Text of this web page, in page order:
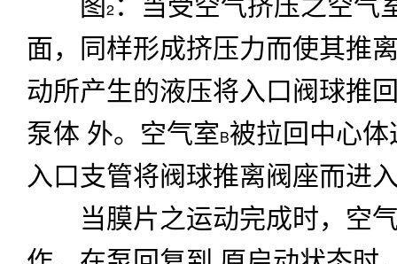
当膜片之运动完成时，空气
作。在泵回复到 原启动状态时
程。这构成了一个循环泵送过
自吸状态。
DBY-65不锈钢201电动